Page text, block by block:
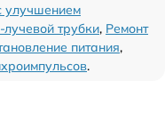
улучшением
лучевой трубки, Ремонт
питания,
.